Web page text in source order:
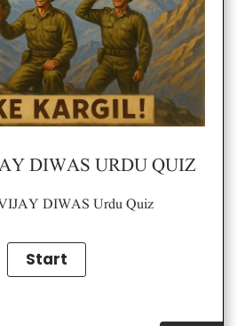
DIWAS URDU QUIZ
DIWAS Urdu Quiz